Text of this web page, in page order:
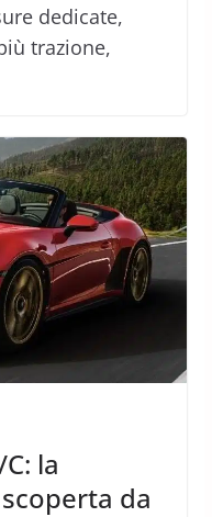
dedicate,
trazione,
la
da